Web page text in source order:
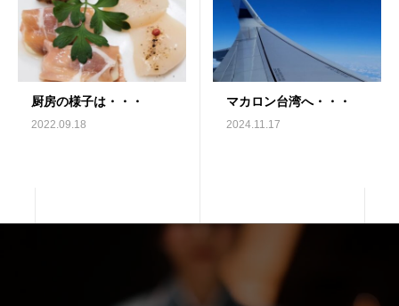
厨房の様子は・・・
2022.09.18
マカロン台湾へ・・・
2024.11.17